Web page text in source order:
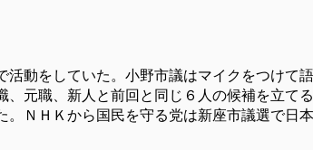
動をしていた。小野市議はマイクをつけて
元職、新人と前回と同じ６人の候補を立て
ＮＨＫから国民を守る党は新座市議選で日